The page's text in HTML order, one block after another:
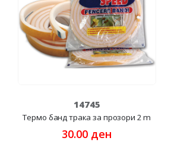
14745
Термо банд трака за прозори 2 m
30.00 ден